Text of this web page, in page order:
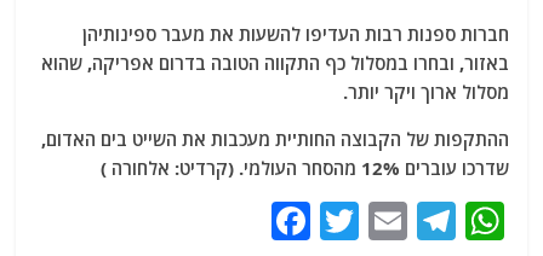
חברות ספנות רבות העדיפו להשעות את מעבר ספינותיהן
באזור, ובחרו במסלול כף התקווה הטובה בדרום אפריקה, שהוא
מסלול ארוך ויקר יותר.
ההתקפות של הקבוצה החות'ית מעכבות את השייט בים האדום,
שדרכו עוברים 12% מהסחר העולמי. (קרדיט: אלחורה )
W
T
E
T